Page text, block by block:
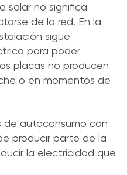
solar no significa
de la red. En la
sigue
para poder
placas no producen
o en momentos de
de autoconsumo con
producir parte de la
la electricidad que